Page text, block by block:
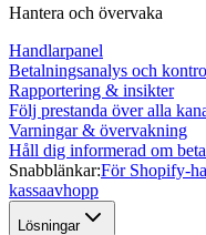
Hantera och övervaka
Handlarpanel
Betalningsanalys och
Rapportering & insikter
Följ prestanda över alla
Varningar & övervakning
Håll dig informerad om
Snabblänkar:För Shopify-
kassaavhopp
Lösningar